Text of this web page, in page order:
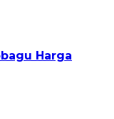
Harga